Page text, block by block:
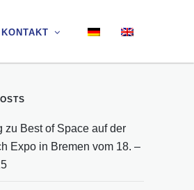
KONTAKT
KONTAKT
zu Best of Space auf der
Expo in Bremen vom 18. –